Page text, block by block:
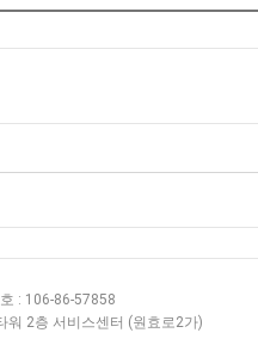
: 106-86-57858
워 2층 서비스센터 (원효로2가)